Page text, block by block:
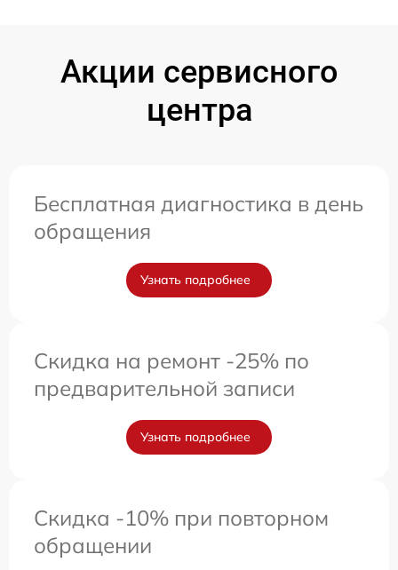
Акции сервисного
центра
Бесплатная диагностика в день
обращения
Узнать подробнее
Скидка на ремонт -25% по
предварительной записи
Узнать подробнее
Скидка -10% при повторном
обращении